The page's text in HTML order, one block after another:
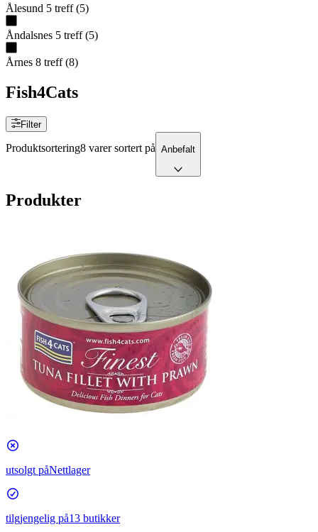
Ålesund 5 treff (5)
Åndalsnes 5 treff (5)
Årnes 8 treff (8)
Fish4Cats
Filter
Produktsortering8 varer sortert på Anbefalt
Produkter
utsolgt påNettlager
tilgjengelig på13 butikker